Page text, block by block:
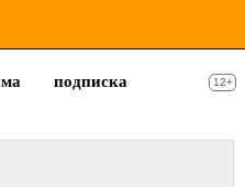
подписка
12+